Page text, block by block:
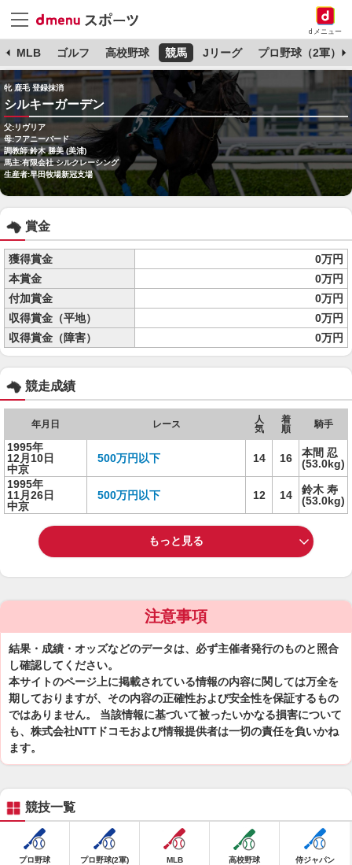
dメニュー
MLB ゴルフ 高校野球 競馬 Jリーグ プロ野球（2軍）
牝 鹿毛 登録抹消
シルキーガーデン
父:リヴリア
母:フアニーバード
調教師:鈴木 勝美 (美浦)
馬主:有限会社 シルクレーシング
生産者:早田牧場新冠支場
賞金
獲得賞金
0万円
本賞金
0万円
付加賞金
0万円
収得賞金（平地）
0万円
収得賞金（障害）
0万円
競走成績
年月日 レース
人
気
着
順
騎手
1995年
12月10日
中京
500万円以下 14 16
本間 忍
(53.0kg)
1995年
11月26日
中京
500万円以下 12 14
鈴木 寿
(53.0kg)
もっと見る
注意事項
結果・成績・オッズなどのデータは、必ず主催者発行のものと照合
し確認してください。
本サイトのページ上に掲載されている情報の内容に関しては万全を
期しておりますが、その内容の正確性および安全性を保証するもの
ではありません。 当該情報に基づいて被ったいかなる損害について
も、株式会社NTTドコモおよび情報提供者は一切の責任を負いかね
ます。
競技一覧
プロ野球 プロ野球(2軍) MLB 高校野球 侍ジャパン